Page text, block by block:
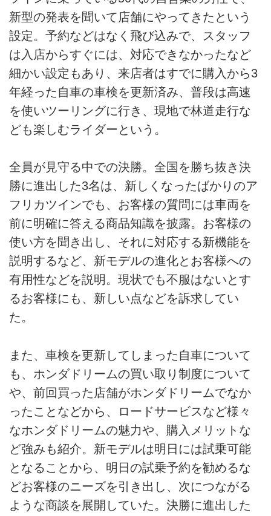
新型の発表を聞いて店舗にやってきたという
設定。予約などはなく飛び込みで、スタッフ
は入店からすぐには、対応できなかったなど
細かい設定もあり、来店者はすでに購入から3
年経った自車の車検を更新済み、普段は高速
を使いツーリングに行き、現地で林道走行な
ども楽しむライダーという。
全員が見守る中での決勝。全国を勝ち抜き決
勝に進出した3名は、新しくなったばかりのア
フリカツインでも、お客様の質問には車両を
前に明確に答える商品知識を披露。お客様の
使い方を聞き出し、それに対応する新機能を
説明するなど、新モデルの進化とお客様への
有用性などを説明。現状でも不服はないとす
るお客様にも、新しい点などを訴求してい
た。
また、車検を更新してしまった自車について
も、ホンダドリームの買い取り制度について
や、前回買った店舗がホンダドリームでなか
ったことなどから、ロードサービスなど様々
なホンダドリームの魅力や、購入メリットな
ど強みも紹介。新モデルは明日には試乗可能
となることから、明日の試乗予約を勧めるな
どお客様のニーズを引き出し、次につながる
ような商談を展開していた。決勝に進出した